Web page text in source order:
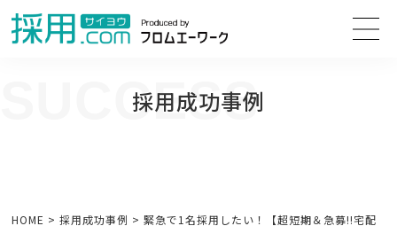
採用成功事例
SUCCESS
HOME >採用成功事例 >緊急で1名採用したい！【超短期＆急募!!宅配